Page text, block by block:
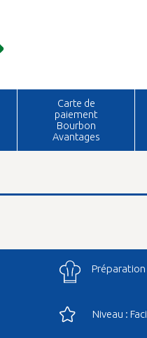
Carte de
paiement
Bourbon
Avantages
Préparation
Niveau :